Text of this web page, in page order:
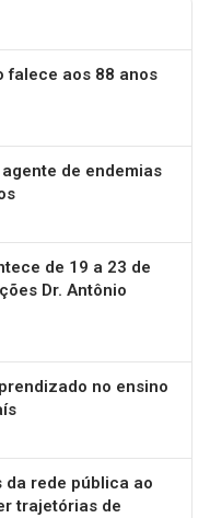
falece aos 88 anos
de endemias
de 19 a 23 de
Dr. Antônio
no ensino
da rede pública ao
trajetórias de